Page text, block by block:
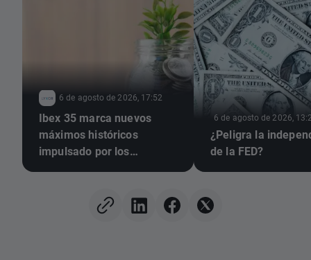
6 de agosto de 2026, 17:52
Ibex 35 marca nuevos
máximos históricos
impulsado por los
6 de agosto de 2026,
¿Peligra la
de la FED?